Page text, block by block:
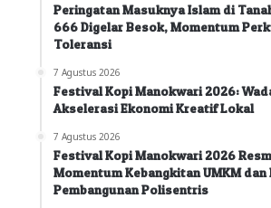
Peringatan Masuknya Islam di
666 Digelar Besok, Momentum
Toleransi
7 Agustus 2026
Festival Kopi Manokwari 2026:
Akselerasi Ekonomi Kreatif Lokal
7 Agustus 2026
Festival Kopi Manokwari 2026
Momentum Kebangkitan UMKM dan
Pembangunan Polisentris